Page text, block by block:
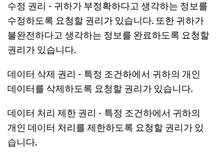
수정 권리 - 귀하가 부정확하다고 생각하는 정보를
수정하도록 요청할 권리가 있습니다. 또한 귀하가
불완전하다고 생각하는 정보를 완료하도록 요청할
권리가 있습니다.
데이터 삭제 권리 - 특정 조건하에서 귀하의 개인
데이터를 삭제하도록 요청할 권리가 있습니다.
데이터 처리 제한 권리 - 특정 조건하에서 귀하의
개인 데이터 처리를 제한하도록 요청할 권리가 있
습니다.